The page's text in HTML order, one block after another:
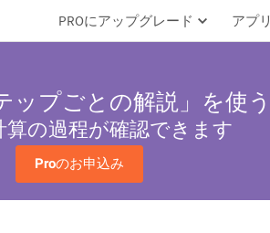
PROにアップグレード アプリ
ップごとの解説」を使う
算の過程が確認できます
Proのお申込み